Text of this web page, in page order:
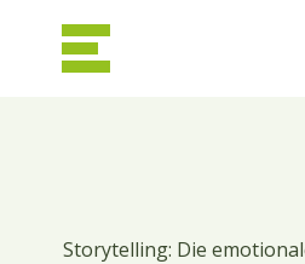
springen
Storytelling: Die